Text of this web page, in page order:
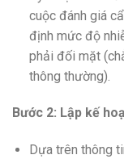
cuộc đánh giá
định mức độ
phải đối mặt
thông thường).
Bước 2: Lập kế
Dựa trên thông